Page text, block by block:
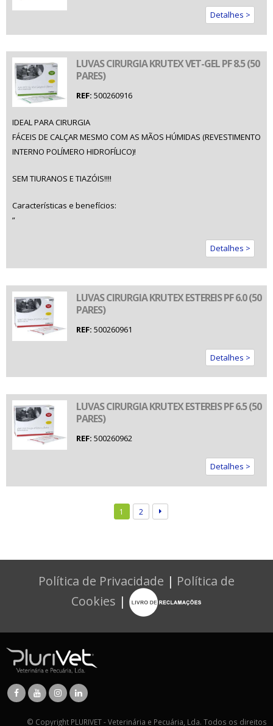
Detalhes >
LUVAS CIRURGIA KRUTEX VET-GEL PF 8.5 (50
PARES)
REF: 500260916
IDEAL PARA CIRURGIA
FÁCEIS DE CALÇAR MESMO COM AS MÃOS HÚMIDAS (REVESTIMENTO
INTERNO POLÍMERO HIDROFÍLICO)!
SEM TIURANOS E TIAZÓIS!!!!
Características e benefícios:
”
Detalhes >
LUVAS CIRURGIA KRUTEX ESTEREIS PF 6.0 (50
PARES)
REF: 500260961
Detalhes >
LUVAS CIRURGIA KRUTEX ESTEREIS PF 6.5 (50
PARES)
REF: 500260962
Detalhes >
1 2
Política de Privacidade | Política de
Cookies |
© Copyright PLURIVET - Veterinária e Pecuária, Lda. Todos os direitos